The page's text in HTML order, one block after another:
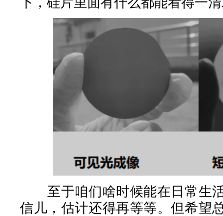
至于咱们啥时候能在日常生
信儿，估计还得再等等。但希望